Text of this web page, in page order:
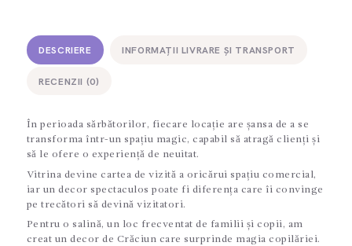
DESCRIERE INFORMAȚII LIVRARE ȘI TRANSPORT
RECENZII (0)
În perioada sărbătorilor, fiecare locație are șansa de a se
transforma într-un spațiu magic, capabil să atragă clienți și
să le ofere o experiență de neuitat.
Vitrina devine cartea de vizită a oricărui spațiu comercial,
iar un decor spectaculos poate fi diferența care îi convinge
pe trecători să devină vizitatori.
Pentru o salină, un loc frecventat de familii și copii, am
creat un decor de Crăciun care surprinde magia copilăriei.